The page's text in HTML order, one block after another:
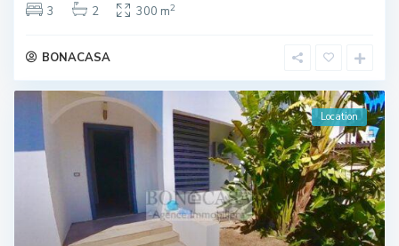
3
2 300 m2
BONACASA
Location